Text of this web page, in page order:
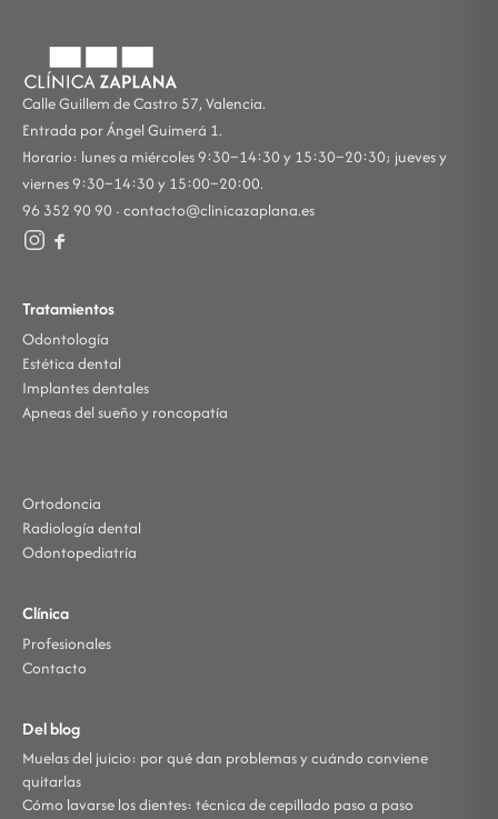
Calle Guillem de Castro 57, Valencia.
Entrada por Ángel Guimerá 1.
Horario: lunes a miércoles 9:30–14:30 y 15:30–20:30; jueves y
viernes 9:30–14:30 y 15:00–20:00.
96 352 90 90 · contacto@clinicazaplana.es
Tratamientos
Odontología
Estética dental
Implantes dentales
Apneas del sueño y roncopatía
Ortodoncia
Radiología dental
Odontopediatría
Clínica
Profesionales
Contacto
Del blog
Muelas del juicio: por qué dan problemas y cuándo conviene
quitarlas
Cómo lavarse los dientes: técnica de cepillado paso a paso